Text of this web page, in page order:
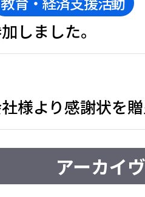
しました。
様より感謝状を
アーカイヴ